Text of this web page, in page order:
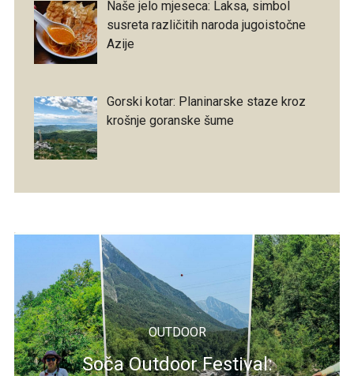
Naše jelo mjeseca: Laksa, simbol
susreta različitih naroda jugoistočne
Azije
Gorski kotar: Planinarske staze kroz
krošnje goranske šume
OUTDOOR
Soča Outdoor Festival: